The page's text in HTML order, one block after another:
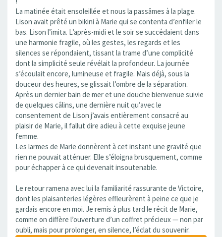
La matinée était ensoleillée et nous la passâmes à la plage.
Lison avait prêté un bikini à Marie qui se contenta d’enfiler le
bas. Lison l’imita. L’après-midi et le soir se succédaient dans
une harmonie fragile, où les gestes, les regards et les
silences se répondaient, tissant la trame d’une complicité
dont la simplicité seule révélait la profondeur. La journée
s’écoulait encore, lumineuse et fragile. Mais déjà, sous la
douceur des heures, se glissait l’ombre de la séparation.
Après un dernier bain de mer et une douche bienvenue suivie
de quelques câlins, une dernière nuit qu’avec le
consentement de Lison j’avais entièrement consacré au
plaisir de Marie, il fallut dire adieu à cette exquise jeune
femme.
Les larmes de Marie donnèrent à cet instant une gravité que
rien ne pouvait atténuer. Elle s’éloigna brusquement, comme
pour échapper à ce qui devenait insoutenable.
Le retour ramena avec lui la familiarité rassurante de Victoire,
dont les plaisanteries légères effleurèrent à peine ce que je
gardais encore en moi. Je remis à plus tard le récit de Marie,
comme on diffère l’ouverture d’un coffret précieux — non par
oubli, mais pour prolonger, en silence, l’éclat du souvenir.